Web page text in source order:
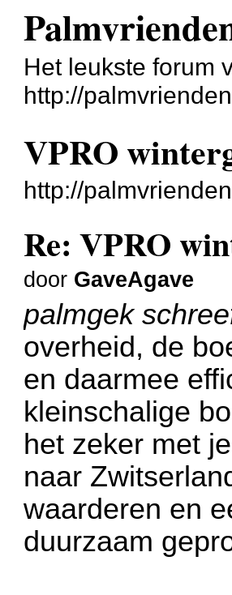
Het leukste forum
http://
VPRO
http://
Re: VPRO
door GaveAgave
palmgek
overheid, de
en daarmee
kleinschalige
het zeker met
naar
waarderen en
duurzaam